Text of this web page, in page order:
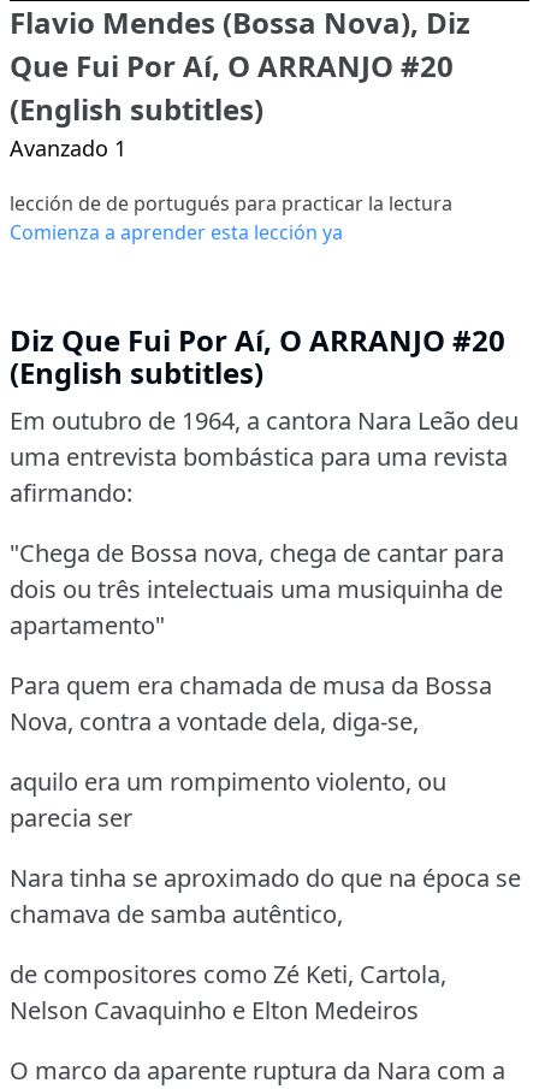
Flavio Mendes (Bossa Nova), Diz
Que Fui Por Aí, O ARRANJO #20
(English subtitles)
Avanzado 1
lección de de portugués para practicar la lectura
Comienza a aprender esta lección ya
Diz Que Fui Por Aí, O ARRANJO #20
(English subtitles)
Em outubro de 1964, a cantora Nara Leão deu
uma entrevista bombástica para uma revista
afirmando:
"Chega de Bossa nova, chega de cantar para
dois ou três intelectuais uma musiquinha de
apartamento"
Para quem era chamada de musa da Bossa
Nova, contra a vontade dela, diga-se,
aquilo era um rompimento violento, ou
parecia ser
Nara tinha se aproximado do que na época se
chamava de samba autêntico,
de compositores como Zé Keti, Cartola,
Nelson Cavaquinho e Elton Medeiros
O marco da aparente ruptura da Nara com a